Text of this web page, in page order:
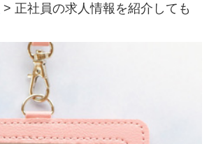
> 正社員の求人情報を紹介しても